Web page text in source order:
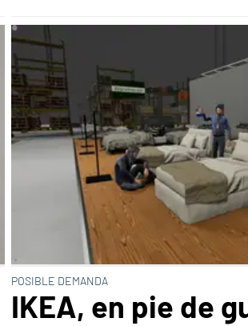
POSIBLE DEMANDA
IKEA, en pie de